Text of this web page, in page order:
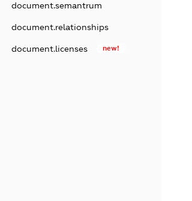
document.semantrum
document.relationships
document.licenses new!